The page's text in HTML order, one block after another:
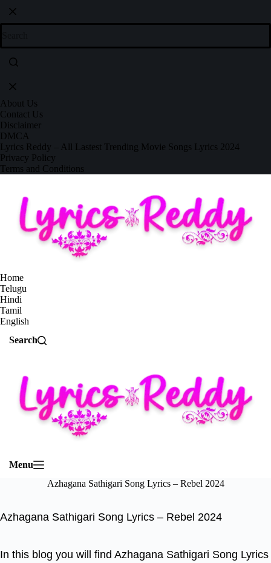
About Us
Contact Us
Disclaimer
DMCA
Lyrics Reddy – All Lastest Trending Movie Songs Lyrics 2024
Privacy Policy
Terms and Conditions
Home
Telugu
Hindi
Tamil
English
Search
Menu
Azhagana Sathigari Song Lyrics – Rebel 2024
Azhagana Sathigari Song Lyrics – Rebel 2024
In this blog you will find Azhagana Sathigari Song Lyrics